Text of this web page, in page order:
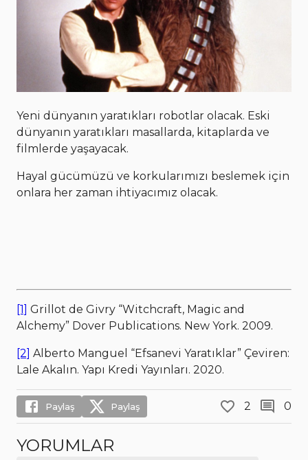
Yeni dünyanın yaratıkları robotlar olacak. Eski
dünyanın yaratıkları masallarda, kitaplarda ve
filmlerde yaşayacak.
Hayal gücümüzü ve korkularımızı beslemek için
onlara her zaman ihtiyacımız olacak.
[1] Grillot de Givry “Witchcraft, Magic and
Alchemy” Dover Publications. New York. 2009.
[2] Alberto Manguel “Efsanevi Yaratıklar” Çeviren:
Lale Akalın. Yapı Kredi Yayınları. 2020.
Paylaş Paylaş 2 0
YORUMLAR